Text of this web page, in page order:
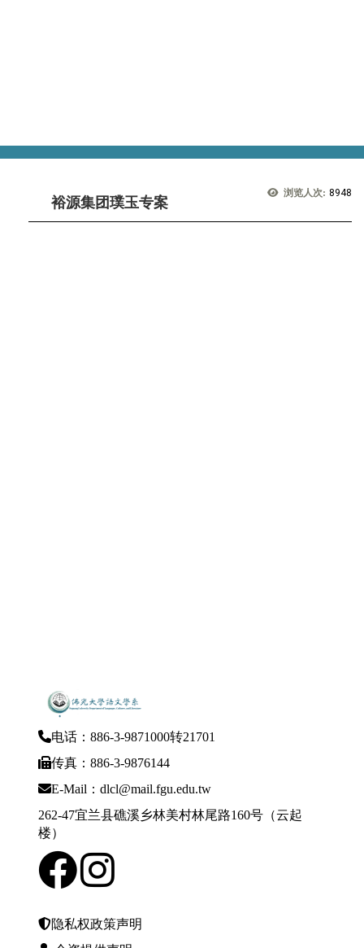
浏览人次: 8948
裕源集团璞玉专案
电话：886-3-9871000转21701
传真：886-3-9876144
E-Mail：dlcl@mail.fgu.edu.tw
262-47宜兰县礁溪乡林美村林尾路160号（云起
楼）
隐私权政策声明